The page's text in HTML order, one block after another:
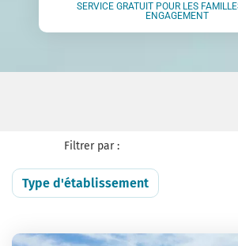
SERVICE GRATUIT POUR LES
ENGAGEMENT
Filtrer par :
Type d'établissement